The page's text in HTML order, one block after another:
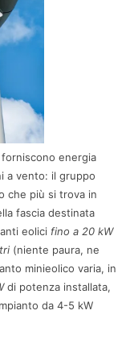
energia
a vento: il gruppo
che più si trova in
fascia destinata
eolici fino a 20 kW
(niente paura, ne
minieolico varia, in
di potenza installata,
da 4-5 kW